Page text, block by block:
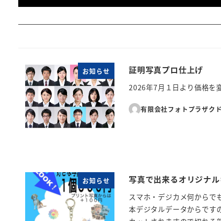
お知らせ 証明写真プロ仕上げ
2026年7月１日より価格を
有限会社フォトプラザク
お知らせ 写真で出来るオリジナ
スマホ・デジカメ何から
本デジタルデータからで